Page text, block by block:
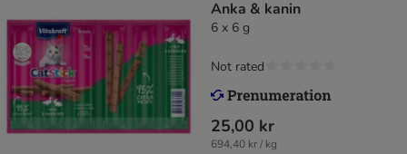
Anka & kanin
6 x 6 g
25,00 kr
694,40 kr / kg
Not rated